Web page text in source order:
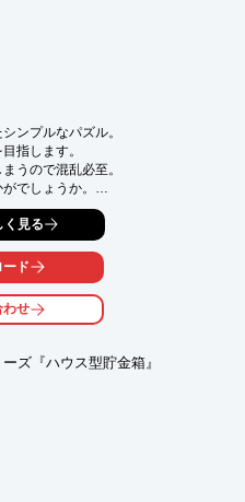
ンプルなパズル。
指します。
うので混乱必至。
でしょうか。
しなやかなポリエチレン発泡
材を使用しており、やさしい
はひとつとして同じものはあ
コレーションとして飾ってい
く見る
ード
わせ
ズ『ハウス型貯金箱』